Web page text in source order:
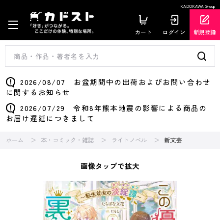
KADOKAWA Group
カート ログイン 新規登録
2026/08/07 お盆期間中の出荷およびお問い合わせ
に関するお知らせ
2026/07/29 令和8年熊本地震の影響による商品の
お届け遅延につきまして
ホーム 本・コミック・雑誌 ライトノベル 新文芸
画像タップで拡大